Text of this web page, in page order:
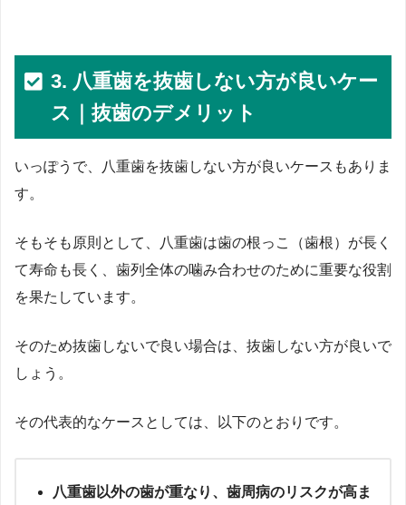
3. 八重歯を抜歯しない方が良いケー
ス｜抜歯のデメリット
いっぽうで、八重歯を抜歯しない方が良いケースもありま
す。
そもそも原則として、八重歯は歯の根っこ（歯根）が長く
て寿命も長く、歯列全体の噛み合わせのために重要な役割
を果たしています。
そのため抜歯しないで良い場合は、抜歯しない方が良いで
しょう。
その代表的なケースとしては、以下のとおりです。
八重歯以外の歯が重なり、歯周病のリスクが高ま